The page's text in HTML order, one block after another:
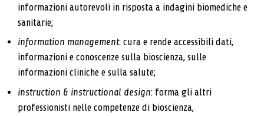
informazioni autorevoli in risposta a indagini biomediche e
sanitarie;
information management: cura e rende accessibili dati,
informazioni e conoscenze sulla bioscienza, sulle
informazioni cliniche e sulla salute;
instruction & instructional design: forma gli altri
professionisti nelle competenze di bioscienza,